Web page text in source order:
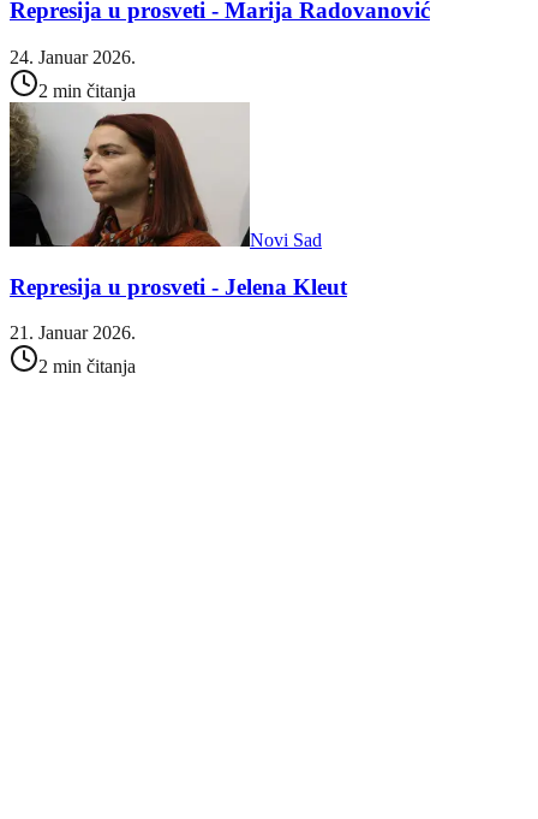
Represija u prosveti - Marija Radovanović
24. Januar 2026.
2 min čitanja
Novi Sad
Represija u prosveti - Jelena Kleut
21. Januar 2026.
2 min čitanja